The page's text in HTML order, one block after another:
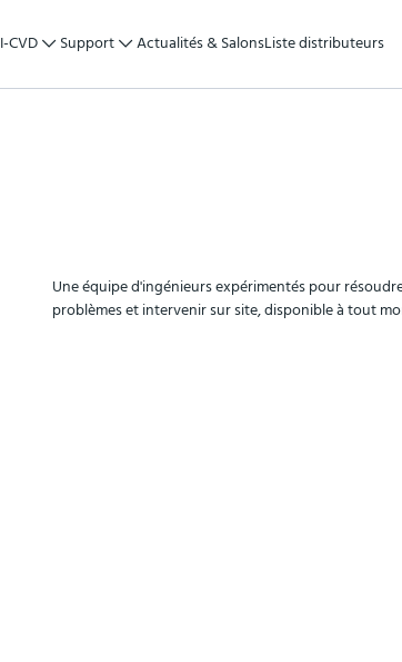
CVD Support Actualités & SalonsListe distributeurs
Une équipe d'ingénieurs expérimentés pour
problèmes et intervenir sur site, disponible à tout